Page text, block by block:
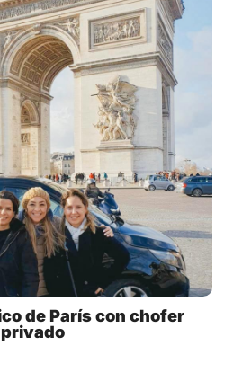
de París con chofer
privado